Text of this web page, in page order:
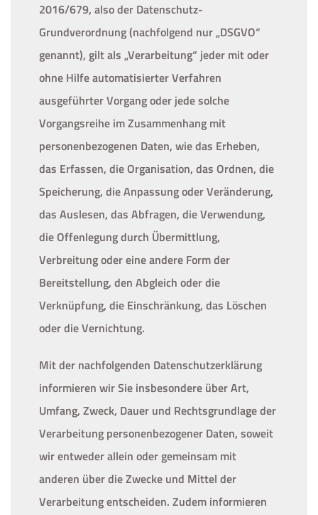
2016/679, also der Datenschutz-
Grundverordnung (nachfolgend nur „DSGVO“
genannt), gilt als „Verarbeitung“ jeder mit oder
ohne Hilfe automatisierter Verfahren
ausgeführter Vorgang oder jede solche
Vorgangsreihe im Zusammenhang mit
personenbezogenen Daten, wie das Erheben,
das Erfassen, die Organisation, das Ordnen, die
Speicherung, die Anpassung oder Veränderung,
das Auslesen, das Abfragen, die Verwendung,
die Offenlegung durch Übermittlung,
Verbreitung oder eine andere Form der
Bereitstellung, den Abgleich oder die
Verknüpfung, die Einschränkung, das Löschen
oder die Vernichtung.
Mit der nachfolgenden Datenschutzerklärung
informieren wir Sie insbesondere über Art,
Umfang, Zweck, Dauer und Rechtsgrundlage der
Verarbeitung personenbezogener Daten, soweit
wir entweder allein oder gemeinsam mit
anderen über die Zwecke und Mittel der
Verarbeitung entscheiden. Zudem informieren